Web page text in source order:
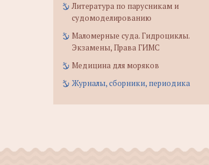
Литература по парусникам и
судомоделированию
Маломерные суда. Гидроциклы.
Экзамены, Права ГИМС
Медицина для моряков
Журналы, сборники, периодика